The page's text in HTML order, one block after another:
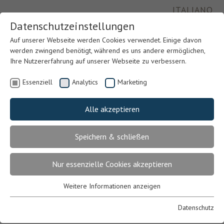
ITALIANO
Previous
Datenschutzeinstellungen
Auf unserer Webseite werden Cookies verwendet. Einige davon
werden zwingend benötigt, während es uns andere ermöglichen,
Ihre Nutzererfahrung auf unserer Webseite zu verbessern.
Essenziell Analytics Marketing
Alle akzeptieren
Speichern & schließen
Nur essenzielle Cookies akzeptieren
Essenzielle Cookies werden für grundlegende Funktionen der
Weitere Informationen anzeigen
Datenschutz